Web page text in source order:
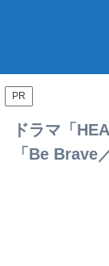
PR
ドラマ「
「Be Brave